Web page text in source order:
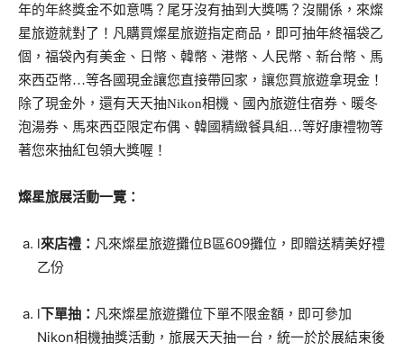
年的年終獎金不如意嗎？尾牙沒有抽到大獎嗎？沒關係，來燦
星旅遊就對了！凡購買燦星旅遊指定商品，即可抽年終福袋乙
個，福袋內有美金、日幣、韓幣、港幣、人民幣、新台幣、馬
來西亞幣…等各國現金讓您直接帶回家，讓您買旅遊拿現金！
除了現金外，還有天天抽Nikon相機、國內旅遊住宿券、暖冬
泡湯券、馬來西亞限定布偶、韓國精緻餐具組…等好康禮物等
著您來抽紅包領大獎喔！
燦星旅展活動一覽：
l來店禮： 凡來燦星旅遊攤位B區609攤位，即贈送精美好禮
乙份
l下單抽： 凡來燦星旅遊攤位下單不限金額，即可參加
Nikon相機抽獎活動，旅展天天抽一台，統一於於展結束後